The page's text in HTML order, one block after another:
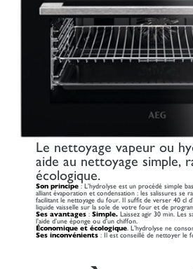
Le nettoyage vapeur ou
aide au nettoyage simple,
écologique.
Son principe : L’hydrolyse est un procédé simple
alliant évaporation et condensation : les salissures se
facilitant le nettoyage du four. Il suffit de verser 40 cl
liquide vaisselle sur la sole de votre four et de
Ses avantages : Simple. Laissez agir 30 min. Les
l’aide d’une éponge ou d’un chiffon.
Économique et écologique . L’hydrolyse ne
Ses inconvénients : Il est conseillé de nettoyer le